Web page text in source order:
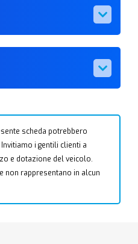
scheda potrebbero
i gentili clienti a
e dotazione del veicolo.
non rappresentano in alcun